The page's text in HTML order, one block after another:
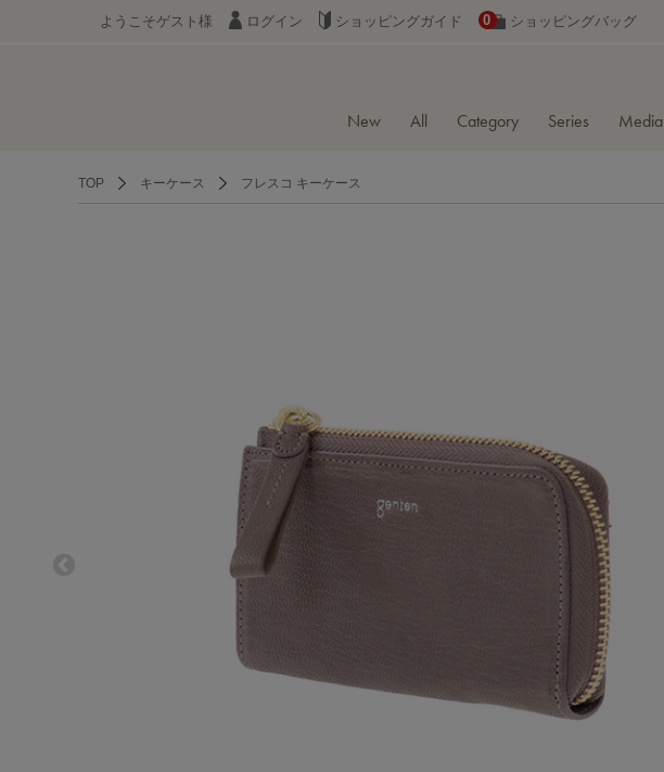
ようこそゲスト様 ログイン ショッピングガイド ショッピングバッグ
0
New All Category Series Media
TOP キーケース フレスコ キーケース